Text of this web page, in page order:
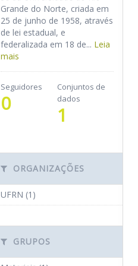
Grande do Norte, criada em
25 de junho de 1958, através
de lei estadual, e
federalizada em 18 de... Leia
mais
Seguidores
0
Conjuntos de
dados
1
ORGANIZAÇÕES
UFRN (1)
GRUPOS